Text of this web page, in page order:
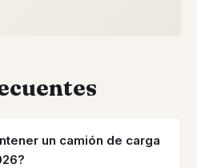
un camión de carga